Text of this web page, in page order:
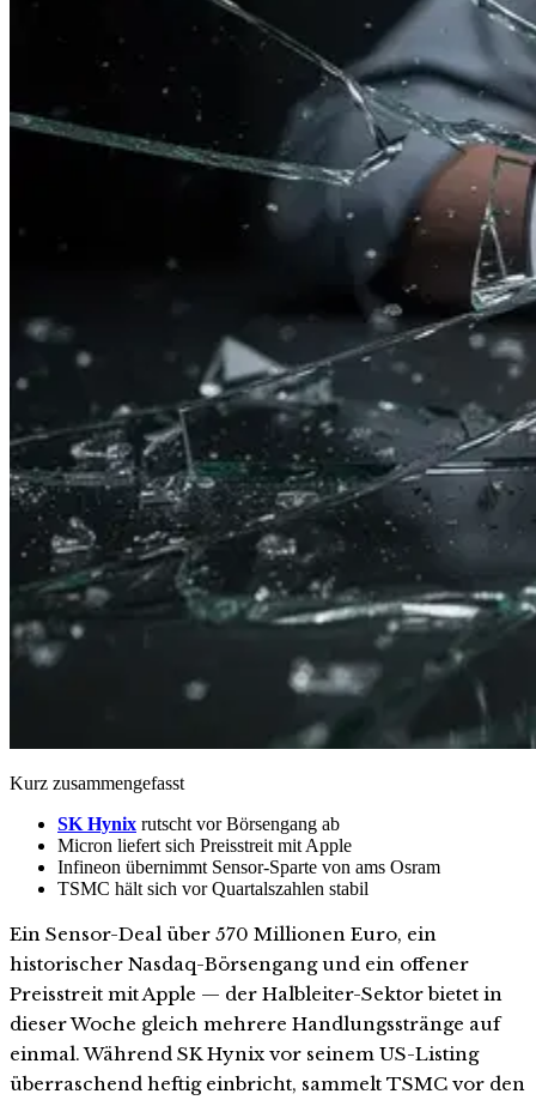
Kurz zusammengefasst
SK Hynix rutscht vor Börsengang ab
Micron liefert sich Preisstreit mit Apple
Infineon übernimmt Sensor-Sparte von ams Osram
TSMC hält sich vor Quartalszahlen stabil
Ein Sensor-Deal über 570 Millionen Euro, ein
historischer Nasdaq-Börsengang und ein offener
Preisstreit mit Apple — der Halbleiter-Sektor bietet in
dieser Woche gleich mehrere Handlungsstränge auf
einmal. Während SK Hynix vor seinem US-Listing
überraschend heftig einbricht, sammelt TSMC vor den